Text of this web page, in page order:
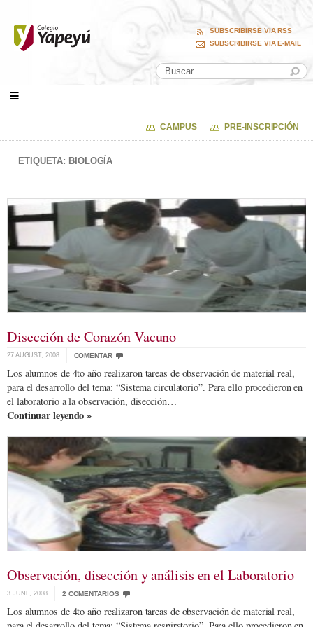
SUBSCRIBIRSE VIA RSS
SUBSCRIBIRSE VIA E-MAIL
CAMPUS PRE-INSCRIPCIÓN
ETIQUETA: BIOLOGÍA
Disección de Corazón Vacuno
27 AUGUST, 2008 COMENTAR
Los alumnos de 4to año realizaron tareas de observación de material real,
para el desarrollo del tema: “Sistema circulatorio”. Para ello procedieron en
el laboratorio a la observación, disección…
Continuar leyendo »
Observación, disección y análisis en el Laboratorio
3 JUNE, 2008 2 COMENTARIOS
Los alumnos de 4to año realizaron tareas de observación de material real,